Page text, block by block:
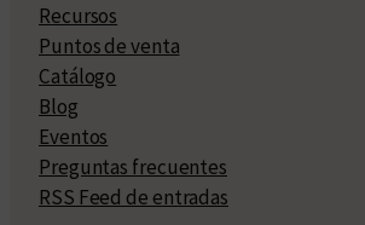
Recursos
Puntos de venta
Catálogo
Blog
Eventos
Preguntas frecuentes
RSS Feed de entradas